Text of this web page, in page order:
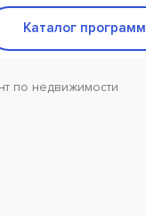
Каталог программ
по недвижимости